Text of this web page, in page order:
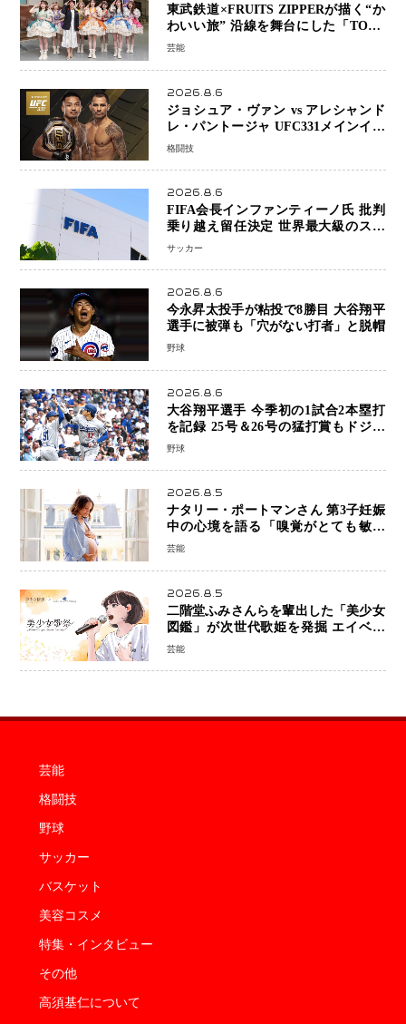
東武鉄道×FRUITS ZIPPERが描く“か
わいい旅” 沿線を舞台にした「TOBU
KAWAII PROJECT」が開幕
芸能
2026.8.6
ジョシュア・ヴァン vs アレシャンド
レ・パントージャ UFC331メインイベ
ントで再戦決定 「完全決着」に世界
王座挑戦は再び遠のく
格闘技
2026.8.6
FIFA会長インファンティーノ氏 批判
乗り越え留任決定 世界最大級のスポ
ーツ組織を支える「権威」は揺るがず
サッカー
2026.8.6
今永昇太投手が粘投で8勝目 大谷翔平
選手に被弾も「穴がない打者」と脱帽
野球
2026.8.6
大谷翔平選手 今季初の1試合2本塁打
を記録 25号＆26号の猛打賞もドジャ
ースは今季ワーストの6連敗
野球
2026.8.5
ナタリー・ポートマンさん 第3子妊娠
中の心境を語る「嗅覚がとても敏感
に」マタニティフォトも公開
芸能
2026.8.5
二階堂ふみさんらを輩出した「美少女
図鑑」が次世代歌姫を発掘 エイベッ
クスと「美少女歌祭2026」開催決定
芸能
芸能
格闘技
野球
サッカー
バスケット
美容コスメ
特集・インタビュー
その他
高須基仁について